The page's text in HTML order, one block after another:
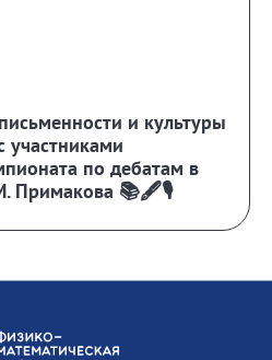
и культуры
участниками
по дебатам в
Примакова 📚🖋️🎙️